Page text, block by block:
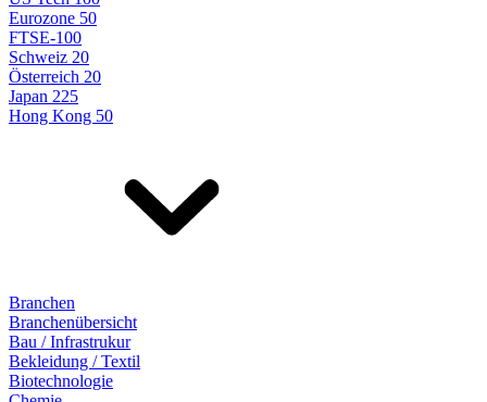
Eurozone 50
FTSE-100
Schweiz 20
Österreich 20
Japan 225
Hong Kong 50
Branchen
Branchenübersicht
Bau / Infrastrukur
Bekleidung / Textil
Biotechnologie